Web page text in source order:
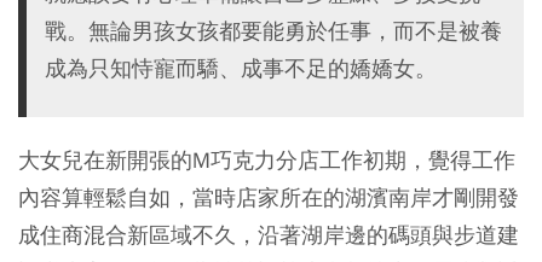
戰。無論男孩女孩都要能勇於任事，而不是被養
成為只知恃寵而驕、成事不足的嬌嬌女。
大女兒在新開張的M巧克力分店工作初期，覺得工作
內容算輕鬆自如，當時店家所在的湖濱南岸才剛開發
成住商混合新區域不久，沿著湖岸邊的碼頭與步道建